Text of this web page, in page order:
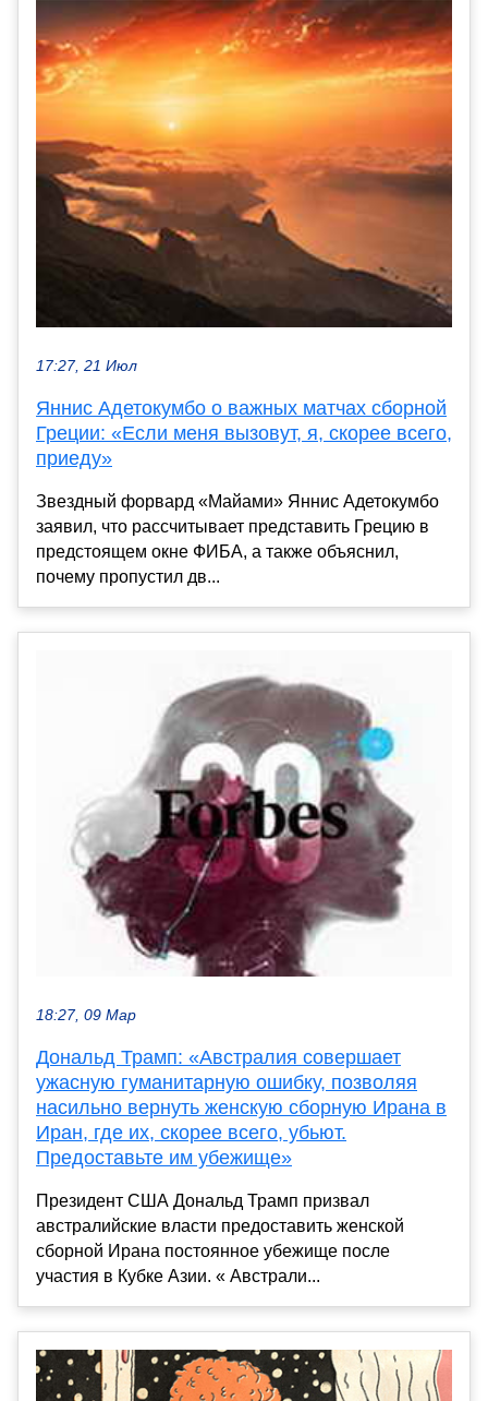
17:27, 21 Июл
Яннис Адетокумбо о важных матчах сборной
Греции: «Если меня вызовут, я, скорее всего,
приеду»
Звездный форвард «Майами» Яннис Адетокумбо
заявил, что рассчитывает представить Грецию в
предстоящем окне ФИБА, а также объяснил,
почему пропустил дв...
18:27, 09 Мар
Дональд Трамп: «Австралия совершает
ужасную гуманитарную ошибку, позволяя
насильно вернуть женскую сборную Ирана в
Иран, где их, скорее всего, убьют.
Предоставьте им убежище»
Президент США Дональд Трамп призвал
австралийские власти предоставить женской
сборной Ирана постоянное убежище после
участия в Кубке Азии. « Австрали...